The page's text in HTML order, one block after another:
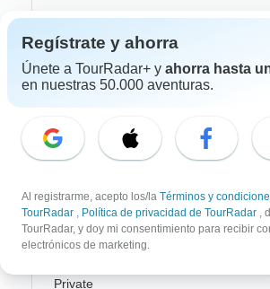
Aurora Boreal
Crucero Fluvial
Safari
Autobus / Bus
Playa
Familia
Private
Regístrate y ahorra
Únete a TourRadar+ y ahorra hasta
en nuestras 50.000 aventuras.
Al registrarme, acepto los/la Términos y
TourRadar , Política de privacidad de TourRadar ,
TourRadar, y doy mi consentimiento para recibir
electrónicos de marketing.